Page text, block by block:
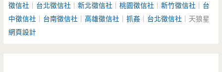
徵信社
台北徵信社 ｜新北徵信社 ｜桃園徵信社 ｜新竹徵信社
台
中徵信社
台南徵信社 ｜高雄徵信社 ｜抓姦 台北徵信社 ｜天狼星
網頁設計